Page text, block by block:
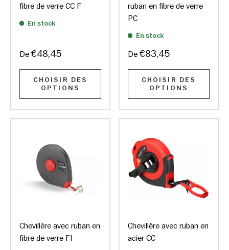
fibre de verre CC F
En stock
De €48,45
CHOISIR DES
OPTIONS
ruban en fibre de verre
PC
En stock
De €83,45
CHOISIR DES
OPTIONS
Chevillère avec ruban en
fibre de verre FI
Chevillère avec ruban en
acier CC